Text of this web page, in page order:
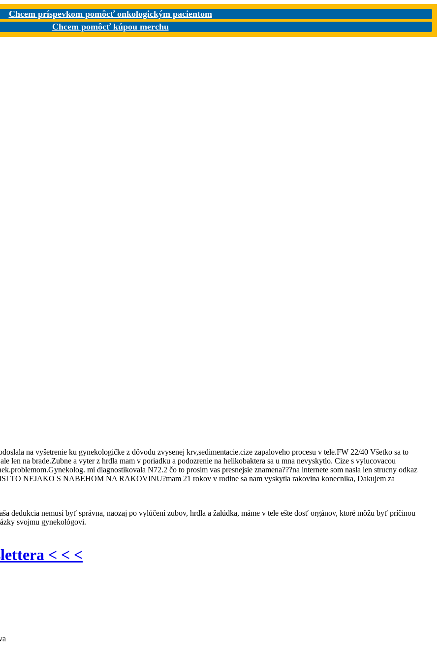
Chcem príspevkom pomôcť onkologickým pacientom
Chcem pomôcť kúpou merchu
na vyšetrenie ku gynekologičke z dôvodu zvysenej krv,sedimentacie.cize zapaloveho procesu v tele.FW 22/40 Všetko sa to
len na brade.Zubne a vyter z hrdla mam v poriadku a podozrenie na helikobaktera sa u mna nevyskytlo. Cize s vylucovacou
mi diagnostikovala N72.2 čo to prosim vas presnejsie znamena???na internete som nasla len strucny odkaz
TO NEJAKO S NABEHOM NA RAKOVINU?mam 21 rokov v rodine sa nam vyskytla rakovina konecnika, Dakujem za
dedukcia nemusí byť správna, naozaj po vylúčení zubov, hrdla a žalúdka, máme v tele ešte dosť orgánov, ktoré môžu byť príčinou
svojmu gynekológovi.
< < <